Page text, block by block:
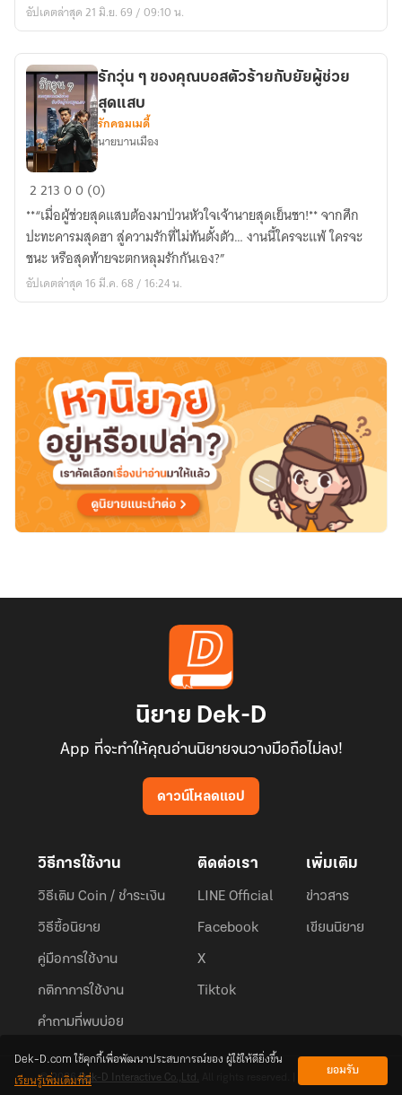
อัปเดตล่าสุด 21 มิ.ย. 69 / 09:10 น.
รัก
ๆ
ของ
คุณ
บอส
ยกับยัย
ช่วย
แสบ
รักวุ่น ๆ ของคุณบอสตัวร้ายกับยัยผู้ช่วย
สุดแสบ
รักคอมเมดี้
นายบานเมือง
221300 (0)
**“เมื่อผู้ช่วยสุดแสบต้องมาป่วนหัวใจเจ้านายสุดเย็นชา!** จากศึก
ปะทะคารมสุดฮา สู่ความรักที่ไม่ทันตั้งตัว… งานนี้ใครจะแพ้ ใครจะ
ชนะ หรือสุดท้ายจะตกหลุมรักกันเอง?”
อัปเดตล่าสุด 16 มี.ค. 68 / 16:24 น.
นิยาย Dek-D
App ที่จะทำให้คุณอ่านนิยายจนวางมือถือไม่ลง!
ดาวน์โหลดแอป
วิธีการใช้งาน
วิธีเติม Coin / ชำระเงิน
วิธีซื้อนิยาย
คู่มือการใช้งาน
กติกาการใช้งาน
คำถามที่พบบ่อย
ติดต่อเรา
LINE Official
Facebook
X
Tiktok
เพิ่มเติม
ข่าวสาร
เขียนนิยาย
© 2026Dek-D Interactive Co.,Ltd.
Dek-D.com ใช้คุกกี้เพื่อพัฒนาประสบการณ์ของ ผู้ใช้ให้ดียิ่งขึ้น
เรียนรู้เพิ่มเติมที่นี่
ยอมรับ